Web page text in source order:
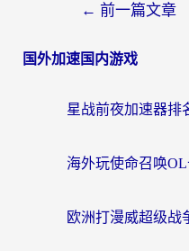
← 前一篇文章
国外加速国内游戏